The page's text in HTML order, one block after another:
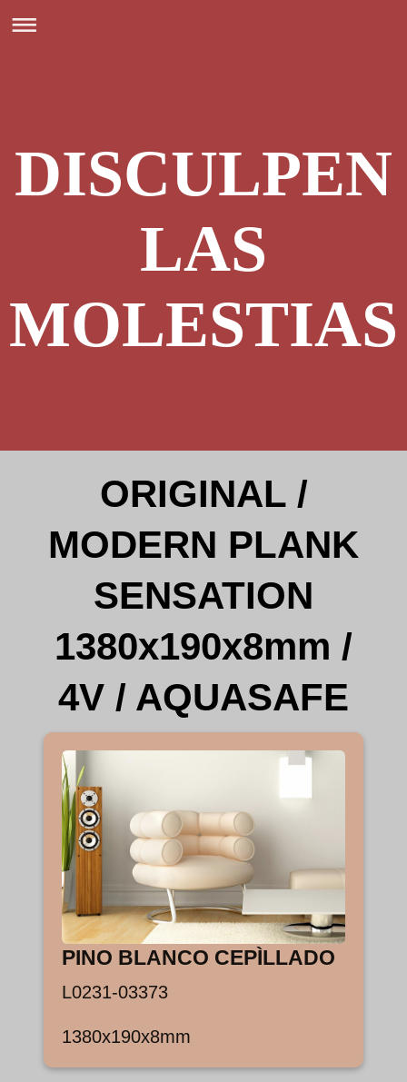
DISCULPEN
LAS
MOLESTIAS
ORIGINAL /
MODERN PLANK
SENSATION
1380x190x8mm /
4V / AQUASAFE
PINO BLANCO CEPÌLLADO
L0231-03373
1380x190x8mm